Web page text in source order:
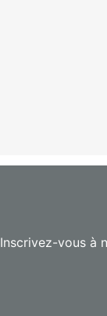
Inscrivez-vous à